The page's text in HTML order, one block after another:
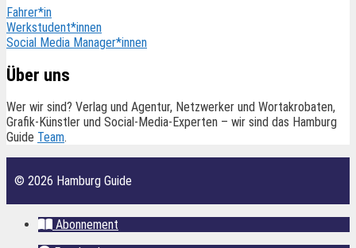
Fahrer*in
Werkstudent*innen
Social Media Manager*innen
Über uns
Wer wir sind? Verlag und Agentur, Netzwerker und Wortakrobaten,
Grafik-Künstler und Social-Media-Experten – wir sind das Hamburg
Guide Team.
© 2026 Hamburg Guide
Abonnement